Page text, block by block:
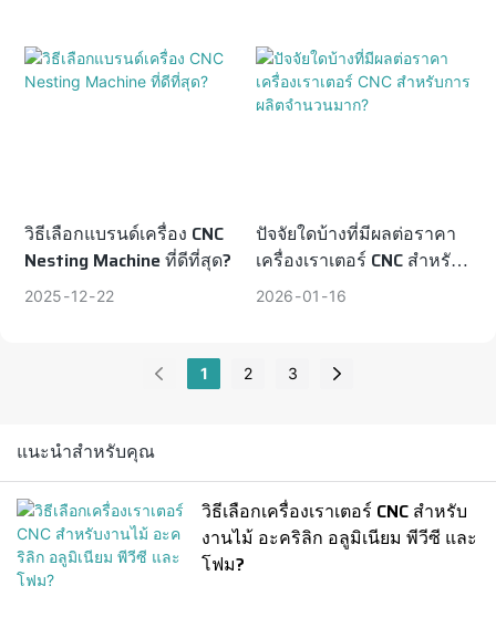
ส่ง ช่วยลดความเสี่ยงในการทำ
ธุรกรรม คู่มือนี้จะอธิบายแต่ละ
และได้รับการสนับสนุนทาง
เทคนิคที่มั่นคงในระยะยาว
วิธีเลือกแบรนด์เครื่อง CNC
Nesting Machine ที่ดีที่สุด?
2025 12 22
ปัจจัยใดบ้างที่มีผลต่อราคา
เครื่องเราเตอร์ CNC สำหรับ
การผลิตจำนวนมาก?
2026 01 16
1 2 3
แนะนำสำหรับคุณ
วิธีเลือกเครื่องเราเตอร์ CNC สำหรับ
งานไม้ อะคริลิก อลูมิเนียม พีวีซี และ
โฟม?